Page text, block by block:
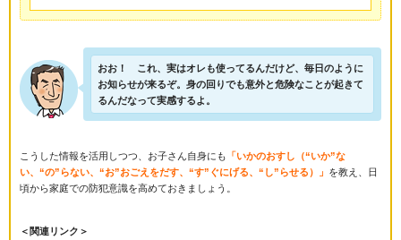
おお！ これ、実はオレも使ってるんだけど、毎日のように
お知らせが来るぞ。身の回りでも意外と危険なことが起きて
るんだなって実感するよ。
こうした情報を活用しつつ、お子さん自身にも 「いかのおすし（“いか”な
い、“の”らない、“お”おごえをだす、“す”ぐにげる、“し”らせる）」 を教え、日
頃から家庭での防犯意識を高めておきましょう。
＜関連リンク＞